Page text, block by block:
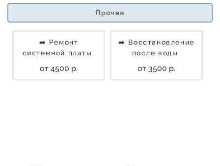
Прочее
➡️ Ремонт
системной платы
от 4500 р.
➡️ Восстановление
после воды
от 3500 р.